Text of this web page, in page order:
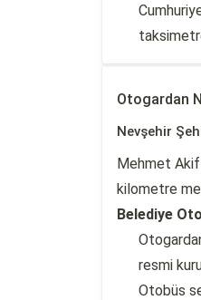
Otogardan
Nevşehir
Mehmet Akif
kilometre
Belediye
resmi
Otobüs